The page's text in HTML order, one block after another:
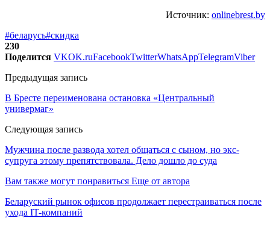
Источник: onlinebrest.by
#беларусь#скидка
230
Поделится VKOK.ruFacebookTwitterWhatsAppTelegramViber
Предыдущая запись
В Бресте переименована остановка «Центральный
универмаг»
Следующая запись
Мужчина после развода хотел общаться с сыном, но экс-
супруга этому препятствовала. Дело дошло до суда
Вам также могут понравиться Еще от автора
Беларуский рынок офисов продолжает перестраиваться после
ухода IT-компаний